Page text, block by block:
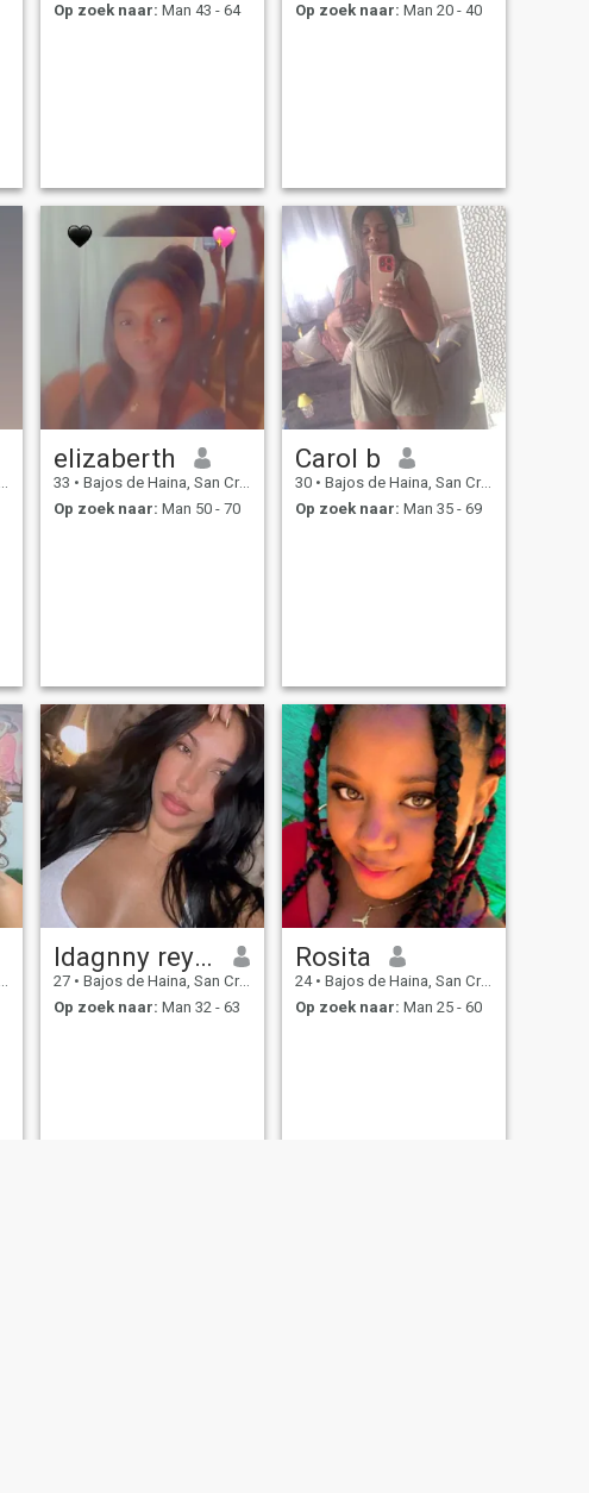
Op zoek naar: Man 43 - 64
Op zoek naar: Man 20 - 40
elizaberth
33 • Bajos de Haina, San Cristóbal, Dominicaanse Rep.
Op zoek naar: Man 50 - 70
Carol b
30 • Bajos de Haina, San Cristóbal, Dominicaanse Rep.
Op zoek naar: Man 35 - 69
Idagnny reyes
27 • Bajos de Haina, San Cristóbal, Dominicaanse Rep.
Op zoek naar: Man 32 - 63
Rosita
24 • Bajos de Haina, San Cristóbal, Dominicaanse Rep.
Op zoek naar: Man 25 - 60